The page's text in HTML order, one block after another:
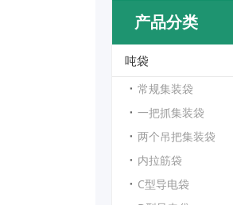
产品分类
吨袋
常规集装袋
一把抓集装袋
两个吊把集装袋
内拉筋袋
C型导电袋